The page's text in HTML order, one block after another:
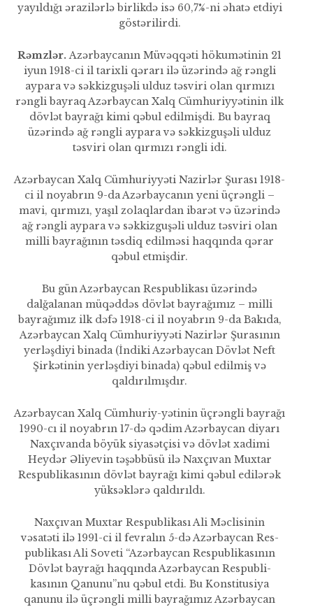
yayıldığı ərazilərlə birlikdə isə 60,7%-ni əhatə etdiyi
göstərilirdi.
Rəmzlər.Azərbaycanın Müvəqqəti hökumətinin 21
iyun 1918-ci il tarixli qərarı ilə üzərində ağ rəngli
aypara və səkkizguşəli ulduz təsviri olan qırmızı
rəngli bayraq Azərbaycan Xalq Cümhuriyyətinin ilk
dövlət bayrağı kimi qəbul edilmişdi. Bu bayraq
üzərində ağ rəngli aypara və səkkizguşəli ulduz
təsviri olan qırmızı rəngli idi.
Azərbaycan Xalq Cümhuriyyəti Nazirlər Şurası 1918-
ci il noyabrın 9-da Azərbaycanın yeni üçrəngli –
mavi, qırmızı, yaşıl zolaqlardan ibarət və üzərində
ağ rəngli aypara və səkkizguşəli ulduz təsviri olan
milli bayrağının təsdiq edilməsi haqqında qərar
qəbul etmişdir.
Bu gün Azərbaycan Res­publikası üzərində
dalğalanan müqəddəs dövlət bayrağımız – milli
bayrağımız ilk dəfə 1918-ci il noyabrın 9-da Bakıda,
Azərbaycan Xalq Cümhuriyyəti Nazirlər Şu­rasının
yerləşdiyi binada (İndiki Azərbaycan Dövlət Neft
Şirkətinin yerləşdiyi binada) qəbul edilmiş və
qaldırılmışdır.
Azərbaycan Xalq Cümhuriy-yətinin üçrəngli bayrağı
1990-cı il noyabrın 17-də qədim Azərbaycan diyarı
Naxçıvanda böyük siyasətçisi və dövlət xadimi
Heydər Əliyevin təşəbbüsü ilə Naxçıvan Muxtar
Respublikasının dövlət bayrağı kimi qəbul edilərək
yüksəklərə qaldırıldı.
Naxçıvan Muxtar Respublikası Ali Məclisinin
vəsatəti ilə 1991-ci il fevralın 5-də Azərbaycan Res­
publikası Ali Soveti “Azərbaycan Respublikasının
Dövlət bayrağı haqqında Azərbaycan Respubli­
kasının Qanunu”nu qəbul etdi. Bu Konstitusiya
qanunu ilə üçrəngli milli bayrağımız Azərbaycan